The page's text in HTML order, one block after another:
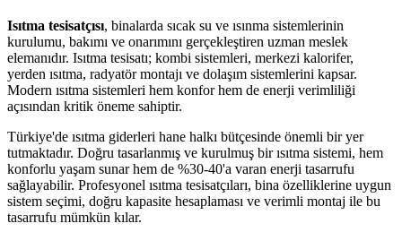
Isıtma tesisatçısı, binalarda sıcak su ve ısınma sistemlerinin
kurulumu, bakımı ve onarımını gerçekleştiren uzman meslek
elemanıdır. Isıtma tesisatı; kombi sistemleri, merkezi kalorifer,
yerden ısıtma, radyatör montajı ve dolaşım sistemlerini kapsar.
Modern ısıtma sistemleri hem konfor hem de enerji verimliliği
açısından kritik öneme sahiptir.
Türkiye'de ısıtma giderleri hane halkı bütçesinde önemli bir yer
tutmaktadır. Doğru tasarlanmış ve kurulmuş bir ısıtma sistemi, hem
konforlu yaşam sunar hem de %30-40'a varan enerji tasarrufu
sağlayabilir. Profesyonel ısıtma tesisatçıları, bina özelliklerine uygun
sistem seçimi, doğru kapasite hesaplaması ve verimli montaj ile bu
tasarrufu mümkün kılar.